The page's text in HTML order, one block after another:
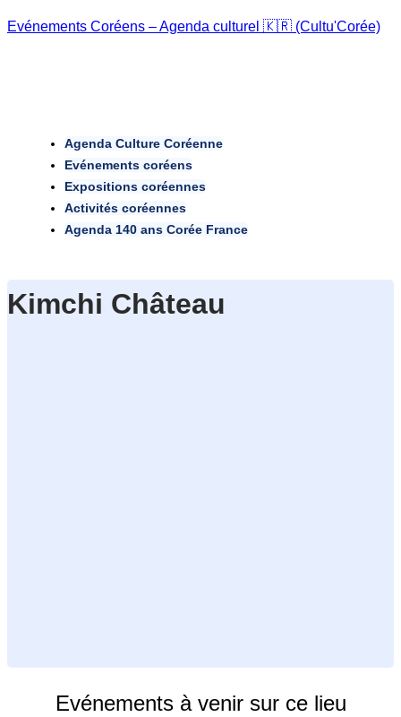
Evénements Coréens – Agenda culturel 🇰🇷 (Cultu'Corée)
Agenda Culture Coréenne
Evénements coréens
Expositions coréennes
Activités coréennes
Agenda 140 ans Corée France
Kimchi Château
Evénements à venir sur ce lieu